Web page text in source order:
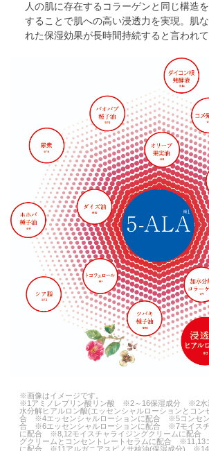
人の肌に存在するコラーゲンと同じ構造
することで肌への高い浸透力を実現。肌
れた保湿効果が長時間持続すると言われて
※画像はイメージです。
※1アミノレブリン酸リン酸 ※2～16保湿成分 ※2
水分解ヒアルロン酸(エッセンシャルローションとコン
合 ※4エッセンシャルローションに配合 ※5コンセン
合 ※6エッセンシャルローションに配合 ※7モイスチ
に配合 ※8,12モイスチャライジングクリームに配合
グクリームとコンセントレートセラムに配合 ※11,13
に配合 ※11アルガニアスピノサ核油(保湿成分)